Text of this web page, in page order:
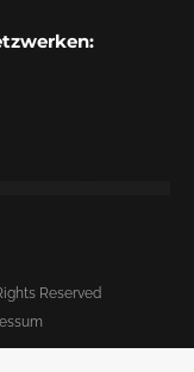
Reserved